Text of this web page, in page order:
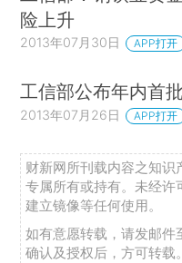
险上升
2013年07月30日 APP打开
工信部公布年内首
2013年07月26日 APP打开
财新网所刊载内容之知识
专属所有或持有。未经许
建立镜像等任何使用。
如有意愿转载，请发邮件
确认及授权后，方可转载。